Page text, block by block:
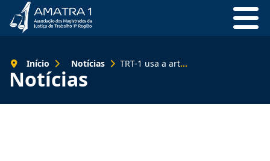
Notícias
Início Notícias TRT-1 usa a arte para dar visibilidade a mulheres trans